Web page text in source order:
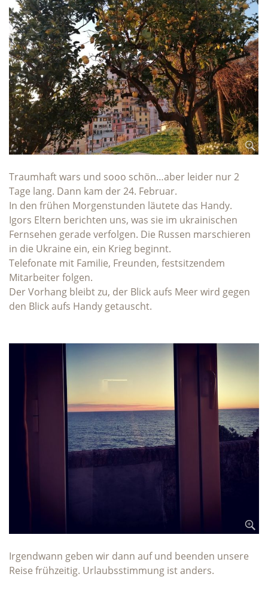
Traumhaft wars und sooo schön…aber leider nur 2
Tage lang. Dann kam der 24. Februar.
In den frühen Morgenstunden läutete das Handy.
Igors Eltern berichten uns, was sie im ukrainischen
Fernsehen gerade verfolgen. Die Russen marschieren
in die Ukraine ein, ein Krieg beginnt.
Telefonate mit Familie, Freunden, festsitzendem
Mitarbeiter folgen.
Der Vorhang bleibt zu, der Blick aufs Meer wird gegen
den Blick aufs Handy getauscht.
Irgendwann geben wir dann auf und beenden unsere
Reise frühzeitig. Urlaubsstimmung ist anders.